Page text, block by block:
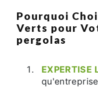
Pourquoi
Verts pour
pergolas
EXPERTISE